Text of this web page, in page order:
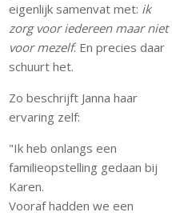
eigenlijk samenvat met: ik
zorg voor iedereen maar niet
voor mezelf. En precies daar
schuurt het.
Zo beschrijft Janna haar
ervaring zelf:
"Ik heb onlangs een
familieopstelling gedaan bij
Karen.
Vooraf hadden we een